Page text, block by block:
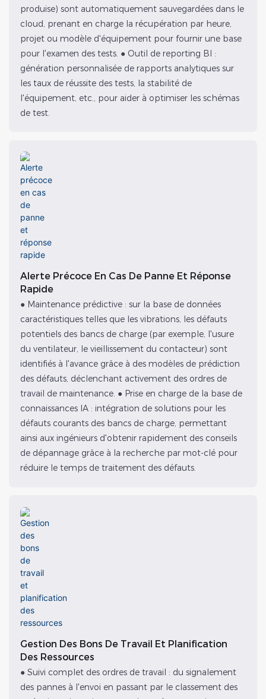
produise) sont automatiquement sauvegardées dans le
cloud, prenant en charge la récupération par heure,
projet ou modèle d'équipement pour fournir une base
pour l'examen des tests. ● Outil de reporting BI :
génération personnalisée de rapports analytiques sur
les taux de réussite des tests, la stabilité de
l'équipement, etc., pour aider à optimiser les schémas
de test.
Alerte Précoce En Cas De Panne Et Réponse
Rapide
● Maintenance prédictive : sur la base de données
caractéristiques telles que les vibrations, les défauts
potentiels des bancs de charge (par exemple, l'usure
du ventilateur, le vieillissement du contacteur) sont
identifiés à l'avance grâce à des modèles de prédiction
des défauts, déclenchant activement des ordres de
travail de maintenance. ● Prise en charge de la base de
connaissances IA : intégration de solutions pour les
défauts courants des bancs de charge, permettant
ainsi aux ingénieurs d'obtenir rapidement des conseils
de dépannage grâce à la recherche par mot-clé pour
réduire le temps de traitement des défauts.
Gestion Des Bons De Travail Et Planification
Des Ressources
● Suivi complet des ordres de travail : du signalement
des pannes à l'envoi en passant par le classement des